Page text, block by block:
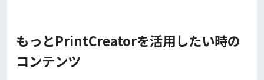
もっとPrintCreatorを活用したい時の
コンテンツ